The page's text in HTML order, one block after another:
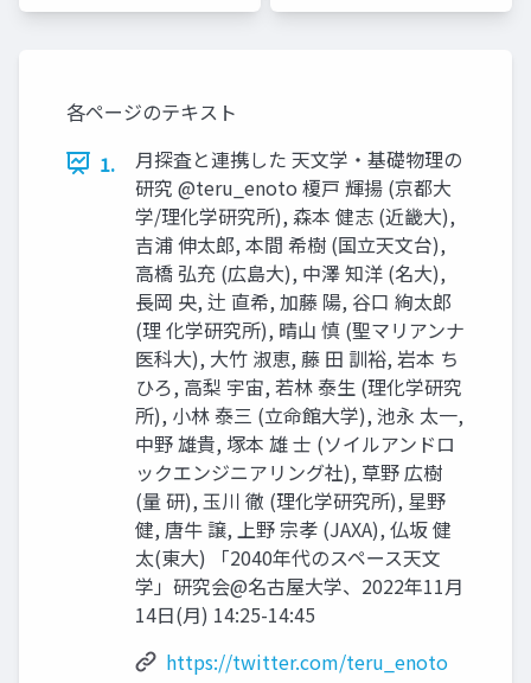
各ページのテキスト
1.
月探査と連携した 天文学・基礎物理の
研究 @teru_enoto 榎戸 輝揚 (京都大
学/理化学研究所), 森本 健志 (近畿大),
吉浦 伸太郎, 本間 希樹 (国立天文台),
高橋 弘充 (広島大), 中澤 知洋 (名大),
長岡 央, 辻 直希, 加藤 陽, 谷口 絢太郎
(理 化学研究所), 晴山 慎 (聖マリアンナ
医科大), 大竹 淑恵, 藤 田 訓裕, 岩本 ち
ひろ, 高梨 宇宙, 若林 泰生 (理化学研究
所), 小林 泰三 (立命館大学), 池永 太一,
中野 雄貴, 塚本 雄 士 (ソイルアンドロ
ックエンジニアリング社), 草野 広樹
(量 研), 玉川 徹 (理化学研究所), 星野
健, 唐牛 譲, 上野 宗孝 (JAXA), 仏坂 健
太(東大) 「2040年代のスペース天文
学」研究会@名古屋大学、2022年11月
14日(月) 14:25-14:45
https://twitter.com/teru_enoto